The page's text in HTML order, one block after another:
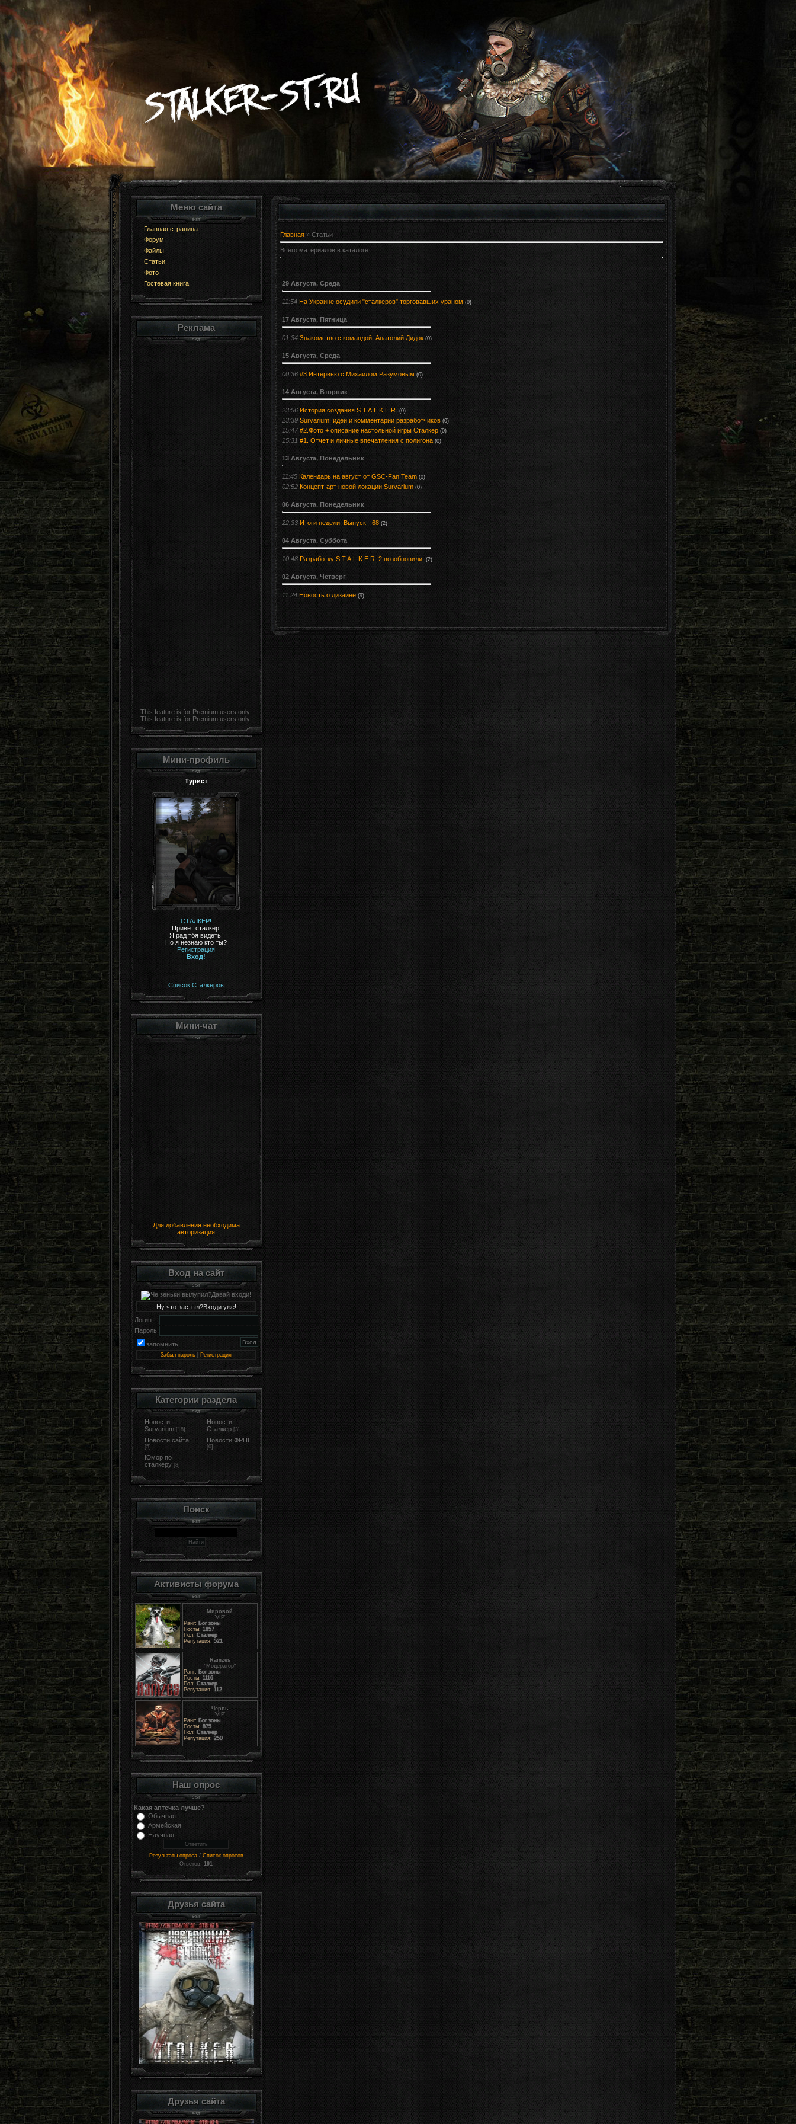
Меню сайта
Главная страница
Форум
Файлы
Статьи
Фото
Гостевая книга
Реклама
This feature is for Premium users only!
This feature is for Premium users only!
Мини-профиль
Турист
СТАЛКЕР!
Привет сталкер!
Я рад тбя видеть!
Но я незнаю кто ты?
Регистрация
Вход!
---
Список Сталкеров
Мини-чат
Для добавления необходима
авторизация
Вход на сайт
Ну что застыл?Входи уже!
Логин:
Пароль:
запомнить
Забыл пароль Регистрация
Категории раздела
Новости
Survarium [18]
Новости
Сталкер [3]
Новости сайта
[5]
Новости ФРПГ
[0]
Юмор по
сталкеру [8]
Поиск
Активисты форума
Мировой
"VIP"
Ранг: Бог зоны
Посты: 1857
Пол: Сталкер
Репутация: 521
Ramzes
"Модератор"
Ранг: Бог зоны
Посты: 1116
Пол: Сталкер
Репутация: 112
Червь
"VIP"
Ранг: Бог зоны
Посты: 875
Пол: Сталкер
Репутация: 250
Наш опрос
Какая аптечка лучше?
Обычная
Армейская
Научная
Результаты опроса/ Список опросов
Ответов: 191
Друзья сайта
Друзья сайта
Главная» Статьи
Всего материалов в каталоге:
29 Августа, Среда
11:54 На Украине осудили "сталкеров" торговавших ураном (0)
17 Августа, Пятница
01:34 Знакомство с командой: Анатолий Дидок (0)
15 Августа, Среда
00:36 #3.Интервью с Михаилом Разумовым (0)
14 Августа, Вторник
23:56 История создания S.T.A.L.K.E.R. (0)
23:39 Survarium: идеи и комментарии разработчиков (0)
15:47 #2.Фото + описание настольной игры Сталкер (0)
15:31 #1. Отчет и личные впечатления с полигона (0)
13 Августа, Понедельник
11:45 Календарь на август от GSC-Fan Team (0)
02:52 Концепт-арт новой локации Survarium (0)
06 Августа, Понедельник
22:33 Итоги недели. Выпуск - 68 (2)
04 Августа, Суббота
10:48 Разработку S.T.A.L.K.E.R. 2 возобновили. (2)
02 Августа, Четверг
11:24 Новость о дизайне (9)